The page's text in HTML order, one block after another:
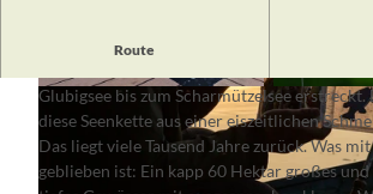
© Nadine Weber, Lizenz: Tourismusverein Scha
rmützelsee e. V.
© Florian Läufer,
Route
Der Springsee ist Teil der Glubigseenkette,
Glubigsee bis zum Scharmützelsee erstreckt.
diese Seenkette aus einer eiszeitlichen
Das liegt viele Tausend Jahre zurück. Was
geblieben ist: Ein kapp 60 Hektar großes